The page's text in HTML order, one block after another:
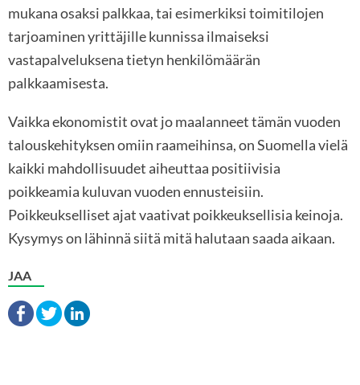
mukana osaksi palkkaa, tai esimerkiksi toimitilojen
tarjoaminen yrittäjille kunnissa ilmaiseksi
vastapalveluksena tietyn henkilömäärän
palkkaamisesta.
Vaikka ekonomistit ovat jo maalanneet tämän vuoden
talouskehityksen omiin raameihinsa, on Suomella vielä
kaikki mahdollisuudet aiheuttaa positiivisia
poikkeamia kuluvan vuoden ennusteisiin.
Poikkeukselliset ajat vaativat poikkeuksellisia keinoja.
Kysymys on lähinnä siitä mitä halutaan saada aikaan.
JAA